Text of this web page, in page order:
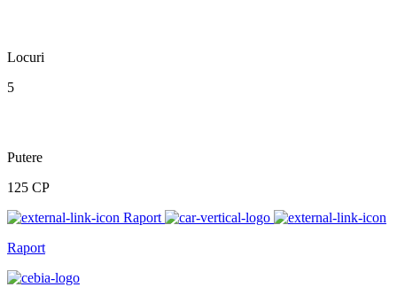
Locuri
5
Putere
125 CP
Raport
Raport